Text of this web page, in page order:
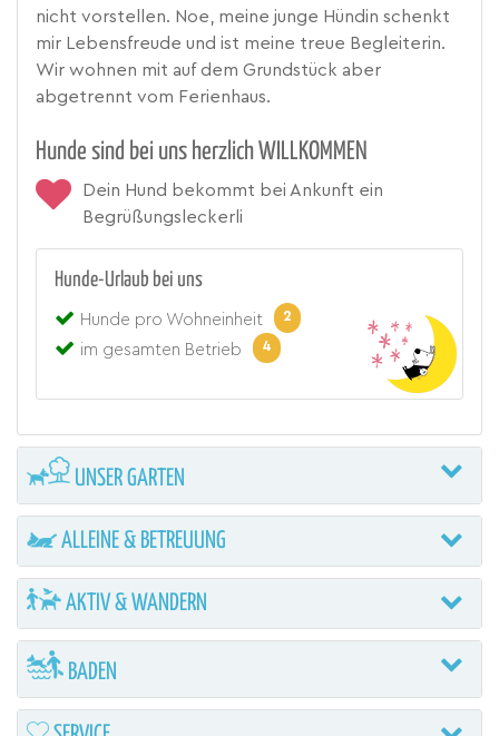
nicht vorstellen. Noe, meine junge Hündin schenkt
mir Lebensfreude und ist meine treue Begleiterin.
Wir wohnen mit auf dem Grundstück aber
abgetrennt vom Ferienhaus.
Hunde sind bei uns herzlich WILLKOMMEN
Dein Hund bekommt bei Ankunft ein
Begrüßungsleckerli
Hunde-Urlaub bei uns
Hunde pro Wohneinheit 2
im gesamten Betrieb 4
UNSER GARTEN
ALLEINE & BETREUUNG
AKTIV & WANDERN
BADEN